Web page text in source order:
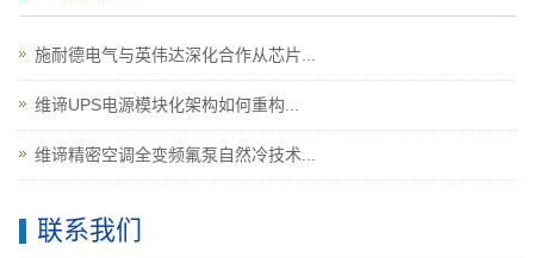
施耐德电气与英伟达深化合作从芯片...
维谛UPS电源模块化架构如何重构...
维谛精密空调全变频氟泵自然冷技术...
联系我们